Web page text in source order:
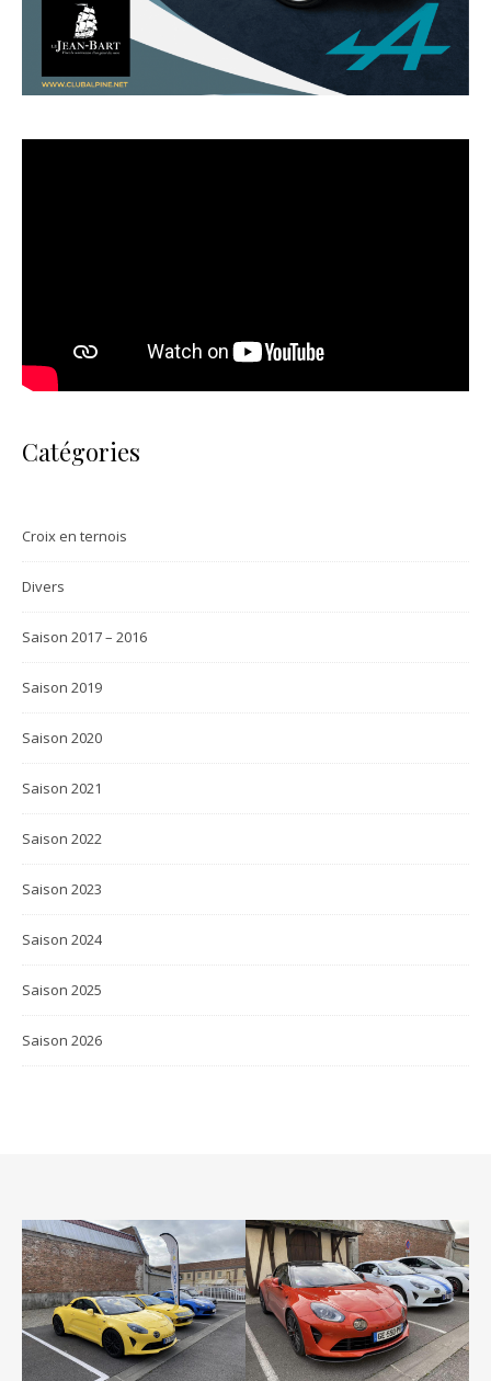
Catégories
Croix en ternois
Divers
Saison 2017 – 2016
Saison 2019
Saison 2020
Saison 2021
Saison 2022
Saison 2023
Saison 2024
Saison 2025
Saison 2026